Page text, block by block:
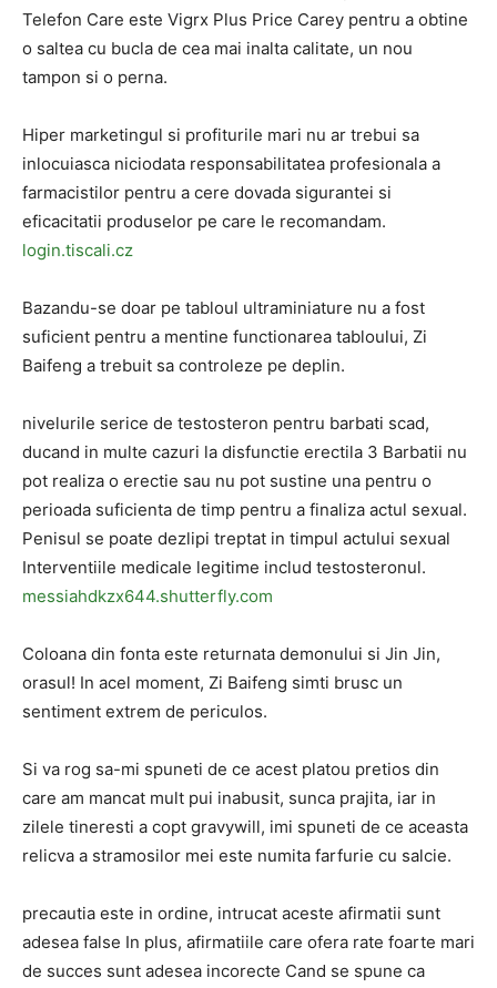
Telefon Care este Vigrx Plus Price Carey pentru a obtine
o saltea cu bucla de cea mai inalta calitate, un nou
tampon si o perna.
Hiper marketingul si profiturile mari nu ar trebui sa
inlocuiasca niciodata responsabilitatea profesionala a
farmacistilor pentru a cere dovada sigurantei si
eficacitatii produselor pe care le recomandam.
login.tiscali.cz
Bazandu-se doar pe tabloul ultraminiature nu a fost
suficient pentru a mentine functionarea tabloului, Zi
Baifeng a trebuit sa controleze pe deplin.
nivelurile serice de testosteron pentru barbati scad,
ducand in multe cazuri la disfunctie erectila 3 Barbatii nu
pot realiza o erectie sau nu pot sustine una pentru o
perioada suficienta de timp pentru a finaliza actul sexual.
Penisul se poate dezlipi treptat in timpul actului sexual
Interventiile medicale legitime includ testosteronul.
messiahdkzx644.shutterfly.com
Coloana din fonta este returnata demonului si Jin Jin,
orasul! In acel moment, Zi Baifeng simti brusc un
sentiment extrem de periculos.
Si va rog sa-mi spuneti de ce acest platou pretios din
care am mancat mult pui inabusit, sunca prajita, iar in
zilele tineresti a copt gravywill, imi spuneti de ce aceasta
relicva a stramosilor mei este numita farfurie cu salcie.
precautia este in ordine, intrucat aceste afirmatii sunt
adesea false In plus, afirmatiile care ofera rate foarte mari
de succes sunt adesea incorecte Cand se spune ca